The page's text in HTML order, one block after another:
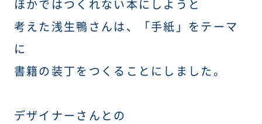
ほかではつくれない本にしようと
考えた浅生鴨さんは、「手紙」をテーマ
に
書籍の装丁をつくることにしました。
デザイナーさんとの